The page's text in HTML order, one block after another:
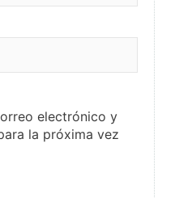
electrónico y
la próxima vez